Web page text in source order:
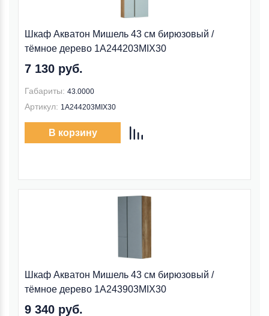
Шкаф Акватон Мишель 43 см бирюзовый /
тёмное дерево 1A244203MIX30
7 130 руб.
Габариты: 43.0000
Артикул: 1A244203MIX30
В корзину
Шкаф Акватон Мишель 43 см бирюзовый /
тёмное дерево 1A243903MIX30
9 340 руб.